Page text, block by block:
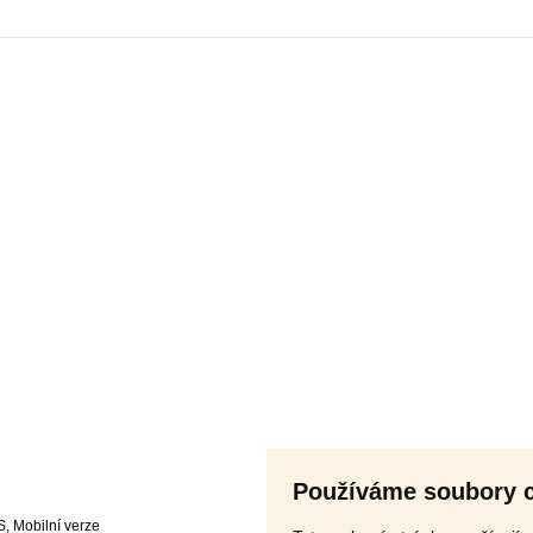
Používáme soubory
,